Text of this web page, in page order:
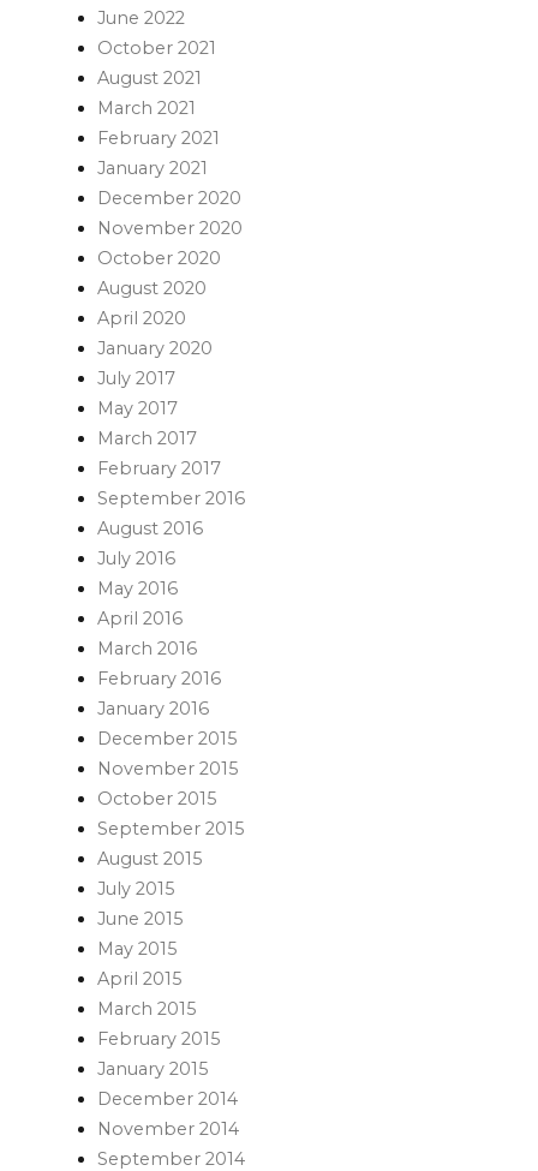
June 2022
October 2021
August 2021
March 2021
February 2021
January 2021
December 2020
November 2020
October 2020
August 2020
April 2020
January 2020
July 2017
May 2017
March 2017
February 2017
September 2016
August 2016
July 2016
May 2016
April 2016
March 2016
February 2016
January 2016
December 2015
November 2015
October 2015
September 2015
August 2015
July 2015
June 2015
May 2015
April 2015
March 2015
February 2015
January 2015
December 2014
November 2014
September 2014